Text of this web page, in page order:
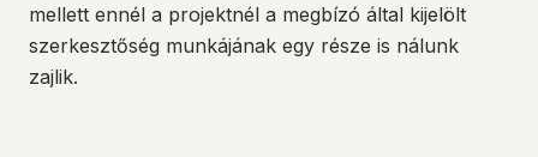
mellett ennél a projektnél a megbízó által kijelölt
szerkesztőség munkájának egy része is nálunk
zajlik.